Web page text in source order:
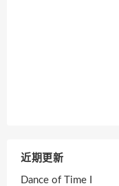
近期更新
Dance of Time I